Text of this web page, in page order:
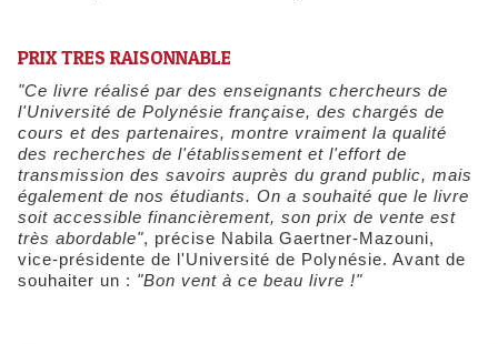
PRIX TRES RAISONNABLE
"Ce livre réalisé par des enseignants chercheurs de
l'Université de Polynésie française, des chargés de
cours et des partenaires, montre vraiment la qualité
des recherches de l'établissement et l'effort de
transmission des savoirs auprès du grand public, mais
également de nos étudiants. On a souhaité que le livre
soit accessible financièrement, son prix de vente est
très abordable", précise Nabila Gaertner-Mazouni,
vice-présidente de l'Université de Polynésie. Avant de
souhaiter un : "Bon vent à ce beau livre !"